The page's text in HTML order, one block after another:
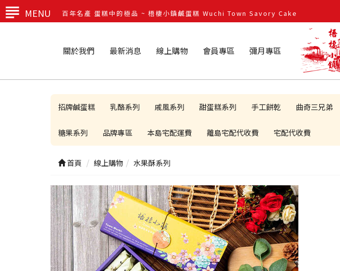
MENU 百年名產 蛋糕中的極品 ~ 梧棲小鎮鹹蛋糕 Wuchi Town Savory Cake
關於我們 最新消息 線上購物 會員專區 彌月專區
招牌鹹蛋糕 乳酪系列 戚風系列 甜蛋糕系列 手工餅乾 曲奇三兄弟
糖果系列 品牌專區 本島宅配運費 離島宅配代收費 宅配代收費
首頁 線上購物 水果酥系列